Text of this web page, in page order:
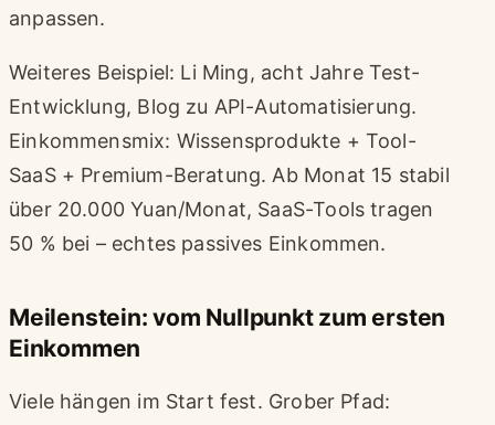
anpassen.
Weiteres Beispiel: Li Ming, acht Jahre Test-
Entwicklung, Blog zu API-Automatisierung.
Einkommensmix: Wissensprodukte + Tool-
SaaS + Premium-Beratung. Ab Monat 15 stabil
über 20.000 Yuan/Monat, SaaS-Tools tragen
50 % bei – echtes passives Einkommen.
Meilenstein: vom Nullpunkt zum ersten
Einkommen
Viele hängen im Start fest. Grober Pfad: